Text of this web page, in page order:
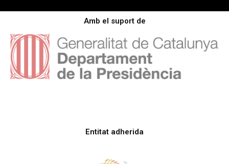
Amb el suport de
Entitat adherida